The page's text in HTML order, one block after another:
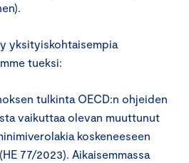
yksityiskohtaisempia
tueksi:
tulkinta OECD:n ohjeiden
vaikuttaa olevan muuttunut
koskeneeseen
77/2023). Aikaisemmassa